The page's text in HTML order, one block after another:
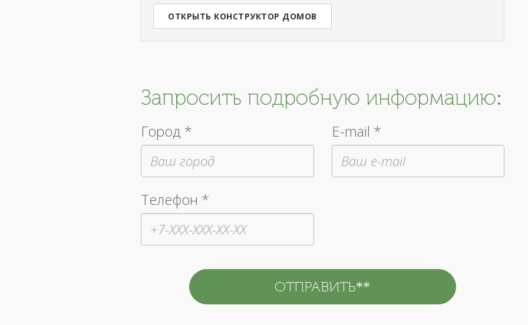
ОТКРЫТЬ КОНСТРУКТОР ДОМОВ
Запросить подробную информацию:
Город * E-mail *
Телефон *